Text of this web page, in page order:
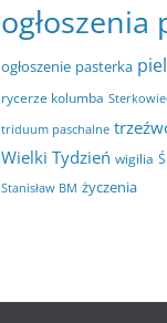
ogłoszenia
ogłoszenie pasterka
rycerze kolumba
triduum paschalne
Wielki Tydzień wigilia
Stanisław BM życzenia